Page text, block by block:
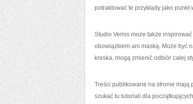
potraktować te przykłady jako
Studio Veriss może także
obowiązkiem ani maską. Może być
kreska, mogą zmienić odbiór całej
Treści publikowane na stronie mają
szukać tu tutoriali dla